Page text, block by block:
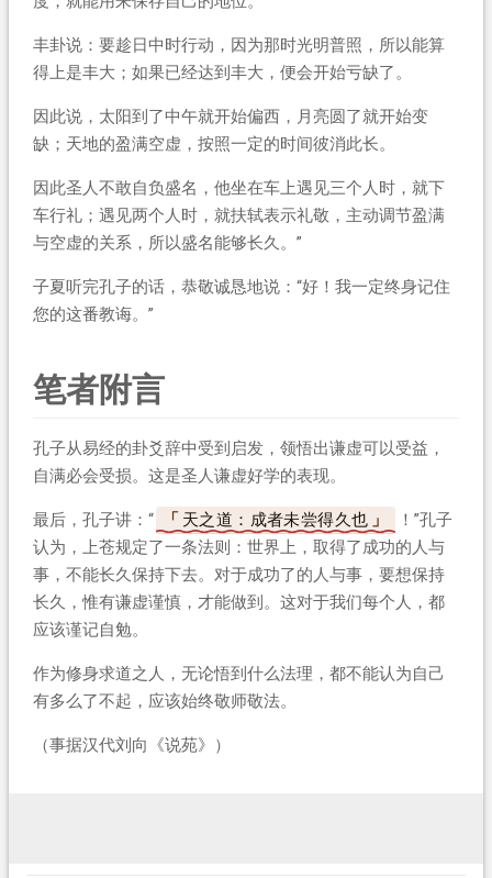
丰卦说：要趁日中时行动，因为那时光明普照，所以能算
得上是丰大；如果已经达到丰大，便会开始亏缺了。
因此说，太阳到了中午就开始偏西，月亮圆了就开始变
缺；天地的盈满空虚，按照一定的时间彼消此长。
因此圣人不敢自负盛名，他坐在车上遇见三个人时，就下
车行礼；遇见两个人时，就扶轼表示礼敬，主动调节盈满
与空虚的关系，所以盛名能够长久。”
子夏听完孔子的话，恭敬诚恳地说：“好！我一定终身记住
您的这番教诲。”
笔者附言
孔子从易经的卦爻辞中受到启发，领悟出谦虚可以受益，
自满必会受损。这是圣人谦虚好学的表现。
最后，孔子讲：“ 天之道：成者未尝得久也
！”孔子
认为，上苍规定了一条法则：世界上，取得了成功的人与
事，不能长久保持下去。对于成功了的人与事，要想保持
长久，惟有谦虚谨慎，才能做到。这对于我们每个人，都
应该谨记自勉。
作为修身求道之人，无论悟到什么法理，都不能认为自己
有多么了不起，应该始终敬师敬法。
（事据汉代刘向《说苑》）